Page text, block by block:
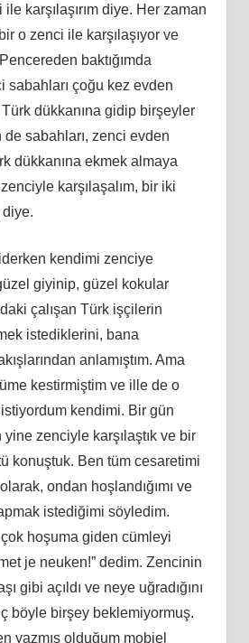
karşılaşırım diye. Her zaman
o zenci ile karşılaşıyor ve
baktığımda
sabahları çoğu kez evden
Türk dükkanına gidip birşeyler
de sabahları, zenci evden
dükkanına ekmek almaya
karşılaşalım, bir iki
diye.
kendimi zenciye
giyinip, güzel kokular
çalışan Türk işçilerin
istediklerini, bana
anlamıştım. Ama
kestirmiştim ve ille de o
kendimi. Bir gün
zenciyle karşılaştık ve bir
konuştuk. Ben tüm cesaretimi
ondan hoşlandığımı ve
istediğimi söyledim.
hoşuma giden cümleyi
je neuken!” dedim. Zencinin
gibi açıldı ve neye uğradığını
böyle birşey beklemiyormuş.
yazmış olduğum mobiel